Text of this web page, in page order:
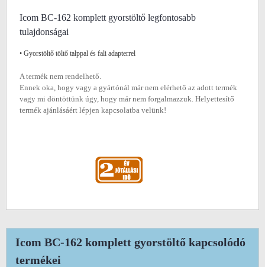
Icom BC-162 komplett gyorstöltő legfontosabb
tulajdonságai
• Gyorstöltő töltő talppal és fali adapterrel
A termék nem rendelhető.
Ennek oka, hogy vagy a gyártónál már nem elérhető az adott termék
vagy mi döntöttünk úgy, hogy már nem forgalmazzuk. Helyettesítő
termék ajánlásáért lépjen kapcsolatba velünk!
Icom BC-162 komplett gyorstöltő kapcsolódó
termékei